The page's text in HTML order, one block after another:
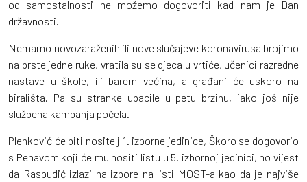
od samostalnosti ne možemo dogovoriti kad nam je Dan
državnosti.
Nemamo novozaraženih ili nove slučajeve koronavirusa brojimo
na prste jedne ruke, vratila su se djeca u vrtiće, učenici razredne
nastave u škole, ili barem većina, a građani će uskoro na
birališta. Pa su stranke ubacile u petu brzinu, iako još nije
službena kampanja počela.
Plenković će biti nositelj 1. izborne jedinice, Škoro se dogovorio
s Penavom koji će mu nositi listu u 5. izbornoj jedinici, no vijest
da Raspudić izlazi na izbore na listi MOST-a kao da je najviše